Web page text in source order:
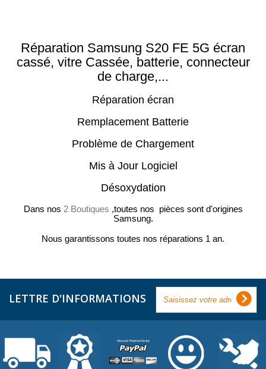
Réparation Samsung S20 FE 5G écran
cassé, vitre Cassée, batterie, connecteur
de charge,...
Réparation écran
Remplacement Batterie
Problème de Chargement
Mis à Jour Logiciel
Désoxydation
Dans nos 2 Boutiques ,toutes nos pièces sont d'origines
Samsung.
Nous garantissons toutes nos réparations 1 an.
LETTRE D'INFORMATIONS